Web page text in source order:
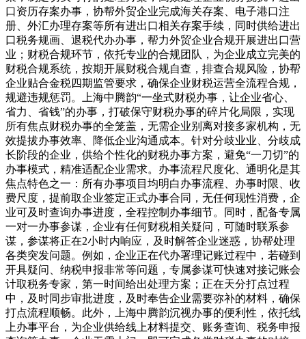
口资历存案办事，协帮外贸企业完成海关存案、电子港口注
册、外汇办理存案等所有进出口相关存案手续，同时供给进出
口税务规画、退税代办办事，帮力外贸企业合规开展进出口营
业；财税合规环节，依托专业的合规团队，为企业成立完美的
财税合规系统，按期开展财税合规自查，排查合规风险，协帮
企业贴合金税四期监管要求，确保企业财税运营全流程合规，
规避违规惩罚。上海中腾韵“一坐式财税办事，让企业省心、
省力、省钱”的办事，打破保守财税办事的碎片化局限，实现
所有焦点财税办事的全笼盖，无需企业别离对接多家机构，无
效提拔办事效率、降低企业沟通成本。针对分歧业业、分歧成
长阶段的企业，供给个性化的财税办事方案，避免“一刀切”的
办事模式，精准适配企业需求。办事流程尺度化、通明化是其
焦点特色之一：所有办事项目均明白办事流程、办事时限、收
费尺度，提前取企业签定正式办事合同，无任何现性消费，企
业可及时查询办事进度，全程控制办事细节。同时，配备专属
一对一办事参谋，企业有任何财税相关疑问，可随时联系参
谋，参谋将正在2小时内响应，及时解答企业迷惑，协帮处理
各类突发问题。例如，企业正在代办署理记账过程中，若碰到
开具疑问、纳税申报非常等问题，专属参谋可快速对接记账会
计取税务专家，第一时间给出处理方案；正在天分打点过程
中，及时同步审批进度，及时奉告企业需要弥补的材料，确保
打点流程顺畅。此外，上海中腾韵沉视办事的便利性，依托线
上办事平台，为企业供给线上材料提交、账务查询、税务申报